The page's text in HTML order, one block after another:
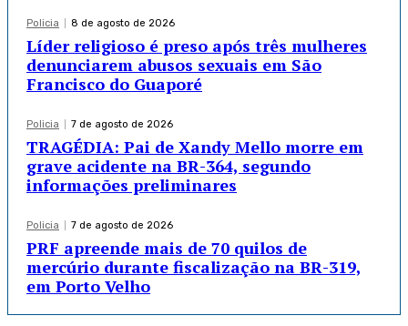
Policia 8 de agosto de 2026
Líder religioso é preso após três mulheres
denunciarem abusos sexuais em São
Francisco do Guaporé
Policia 7 de agosto de 2026
TRAGÉDIA: Pai de Xandy Mello morre em
grave acidente na BR-364, segundo
informações preliminares
Policia 7 de agosto de 2026
PRF apreende mais de 70 quilos de
mercúrio durante fiscalização na BR-319,
em Porto Velho